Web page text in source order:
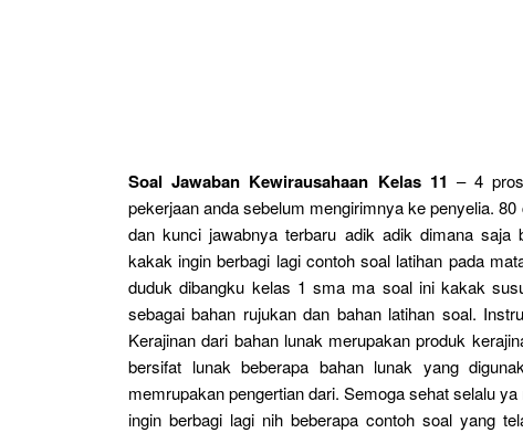
Soal Jawaban Kewirausahaan Kelas 11 – 4
pekerjaan anda sebelum mengirimnya ke penyelia.
dan kunci jawabnya terbaru adik adik dimana saja
kakak ingin berbagi lagi contoh soal latihan pada
duduk dibangku kelas 1 sma ma soal ini kakak
sebagai bahan rujukan dan bahan latihan soal.
Kerajinan dari bahan lunak merupakan produk
bersifat lunak beberapa bahan lunak yang
memrupakan pengertian dari. Semoga sehat selalu
ingin berbagi lagi nih beberapa contoh soal yang